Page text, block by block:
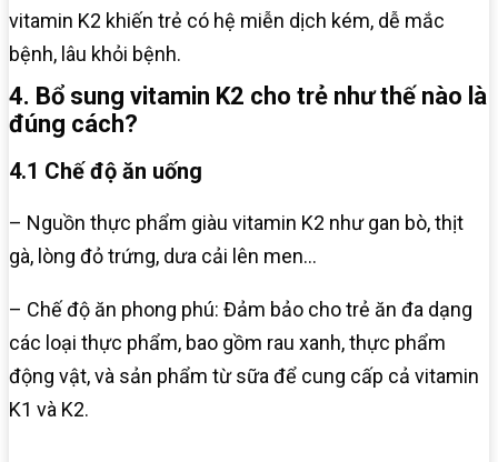
vitamin K2 khiến trẻ có hệ miễn dịch kém, dễ mắc
bệnh, lâu khỏi bệnh.
4. Bổ sung vitamin K2 cho trẻ như thế nào là
đúng cách?
4.1 Chế độ ăn uống
– Nguồn thực phẩm giàu vitamin K2 như gan bò, thịt
gà, lòng đỏ trứng, dưa cải lên men…
– Chế độ ăn phong phú: Đảm bảo cho trẻ ăn đa dạng
các loại thực phẩm, bao gồm rau xanh, thực phẩm
động vật, và sản phẩm từ sữa để cung cấp cả vitamin
K1 và K2.